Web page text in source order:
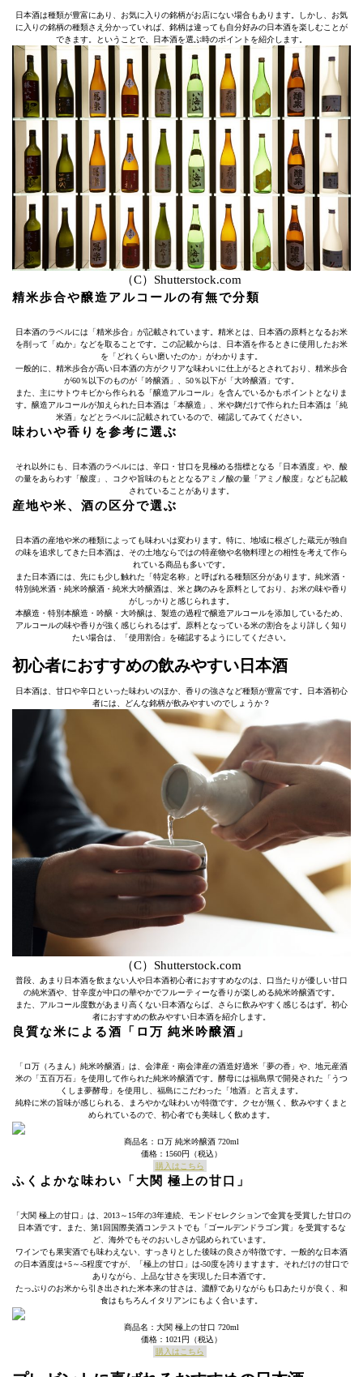
日本酒は種類が豊富にあり、お気に入りの銘柄がお店にない場合もあります。しかし、お気
に入りの銘柄の種類さえ分かっていれば、銘柄は違っても自分好みの日本酒を楽しむことが
できます。ということで、日本酒を選ぶ時のポイントを紹介します。
（C）Shutterstock.com
精米歩合や醸造アルコールの有無で分類
日本酒のラベルには「精米歩合」が記載されています。精米とは、日本酒の原料となるお米
を削って「ぬか」などを取ることです。この記載からは、日本酒を作るときに使用したお米
を「どれくらい磨いたのか」がわかります。
一般的に、精米歩合が高い日本酒の方がクリアな味わいに仕上がるとされており、精米歩合
が60％以下のものが「吟醸酒」、50％以下が「大吟醸酒」です。
また、主にサトウキビから作られる「醸造アルコール」を含んでいるかもポイントとなりま
す。醸造アルコールが加えられた日本酒は「本醸造」、米や麹だけで作られた日本酒は「純
米酒」などとラベルに記載されているので、確認してみてください。
味わいや香りを参考に選ぶ
それ以外にも、日本酒のラベルには、辛口・甘口を見極める指標となる「日本酒度」や、酸
の量をあらわす「酸度」、コクや旨味のもととなるアミノ酸の量「アミノ酸度」なども記載
されていることがあります。
産地や米、酒の区分で選ぶ
日本酒の産地や米の種類によっても味わいは変わります。特に、地域に根ざした蔵元が独自
の味を追求してきた日本酒は、その土地ならではの特産物や名物料理との相性を考えて作ら
れている商品も多いです。
また日本酒には、先にも少し触れた「特定名称」と呼ばれる種類区分があります。純米酒・
特別純米酒・純米吟醸酒・純米大吟醸酒は、米と麹のみを原料としており、お米の味や香り
がしっかりと感じられます。
本醸造・特別本醸造・吟醸・大吟醸は、製造の過程で醸造アルコールを添加しているため、
アルコールの味や香りが強く感じられるはず。原料となっている米の割合をより詳しく知り
たい場合は、「使用割合」を確認するようにしてください。
初心者におすすめの飲みやすい日本酒
日本酒は、甘口や辛口といった味わいのほか、香りの強さなど種類が豊富です。日本酒初心
者には、どんな銘柄が飲みやすいのでしょうか？
（C）Shutterstock.com
普段、あまり日本酒を飲まない人や日本酒初心者におすすめなのは、口当たりが優しい甘口
の純米酒や、甘辛度が中口の華やかでフルーティーな香りが楽しめる純米吟醸酒です。
また、アルコール度数があまり高くない日本酒ならば、さらに飲みやすく感じるはず。初心
者におすすめの飲みやすい日本酒を紹介します。
良質な米による酒「ロ万 純米吟醸酒」
「ロ万（ろまん）純米吟醸酒」は、会津産・南会津産の酒造好適米「夢の香」や、地元産酒
米の「五百万石」を使用して作られた純米吟醸酒です。酵母には福島県で開発された「うつ
くしま夢酵母」を使用し、福島にこだわった「地酒」と言えます。
純粋に米の旨味が感じられる、まろやかな味わいが特徴です。クセが無く、飲みやすくまと
められているので、初心者でも美味しく飲めます。
商品名：ロ万 純米吟醸酒 720ml
価格：1560円（税込）
購入はこちら
ふくよかな味わい「大関 極上の甘口」
「大関 極上の甘口」は、2013～15年の3年連続、モンドセレクションで金賞を受賞した甘口の
日本酒です。また、第1回国際美酒コンテストでも「ゴールデンドラゴン賞」を受賞するな
ど、海外でもそのおいしさが認められています。
ワインでも果実酒でも味わえない、すっきりとした後味の良さが特徴です。一般的な日本酒
の日本酒度は+5～-5程度ですが、「極上の甘口」は-50度を誇りますます。それだけの甘口で
ありながら、上品な甘さを実現した日本酒です。
たっぷりのお米から引き出された米本来の甘さは、濃醇でありながらも口あたりが良く、和
食はもちろんイタリアンにもよく合います。
商品名：大関 極上の甘口 720ml
価格：1021円（税込）
購入はこちら